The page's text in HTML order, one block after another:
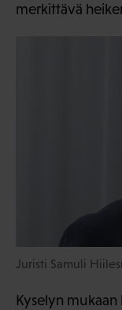
merkittävä
Juristi Samuli
Kyselyn